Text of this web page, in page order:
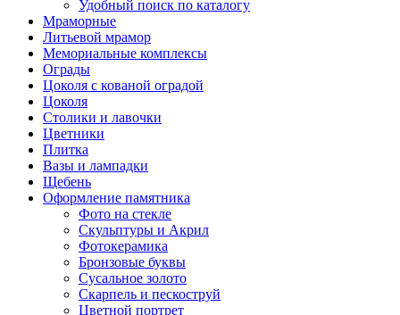
Удобный поиск по каталогу
Мраморные
Литьевой мрамор
Мемориальные комплексы
Ограды
Цоколя с кованой оградой
Цоколя
Столики и лавочки
Цветники
Плитка
Вазы и лампадки
Щебень
Оформление памятника
Фото на стекле
Скульптуры и Акрил
Фотокерамика
Бронзовые буквы
Сусальное золото
Скарпель и пескоструй
Цветной портрет